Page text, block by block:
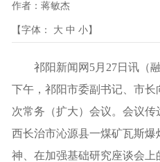
作者： 蒋敏杰
【字体： 大 中 小】
祁阳新闻网5月27日讯（
下午，祁阳市委副书记、市长
次常务（扩大）会议。会议
西长治市沁源县一煤矿瓦斯
神、在加强基础研究座谈会